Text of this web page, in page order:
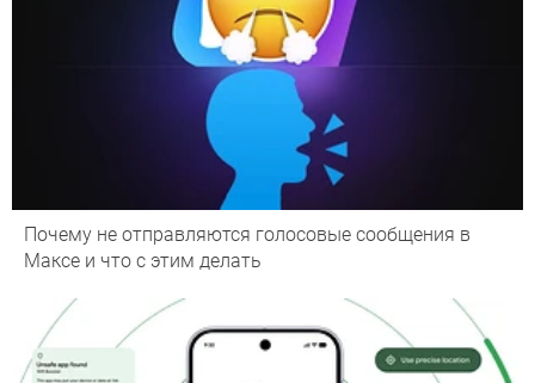
Почему не отправляются голосовые сообщения в
Максе и что с этим делать